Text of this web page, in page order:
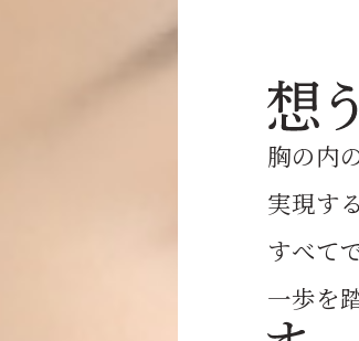
胸の内
実現す
すべて
一歩を